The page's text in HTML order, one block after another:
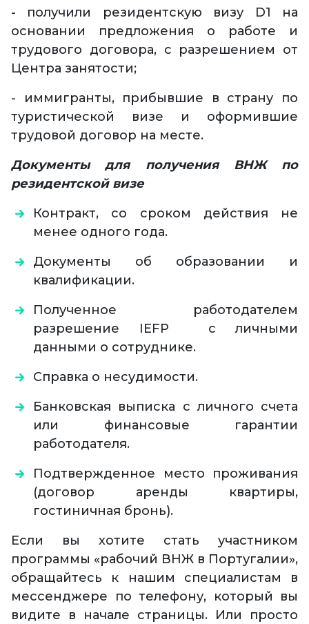
- получили резидентскую визу D1 на
основании предложения о работе и
трудового договора, с разрешением от
Центра занятости;
- иммигранты, прибывшие в страну по
туристической визе и оформившие
трудовой договор на месте.
Документы для получения ВНЖ по
резидентской визе
Контракт, со сроком действия не
менее одного года.
Документы об образовании и
квалификации.
Полученное работодателем
разрешение IEFP с личными
данными о сотруднике.
Справка о несудимости.
Банковская выписка с личного счета
или финансовые гарантии
работодателя.
Подтвержденное место проживания
(договор аренды квартиры,
гостиничная бронь).
Если вы хотите стать участником
программы «рабочий ВНЖ в Португалии»,
обращайтесь к нашим специалистам в
мессенджере по телефону, который вы
видите в начале страницы. Или просто